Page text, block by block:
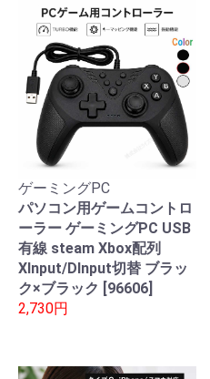
ゲーミングPC
パソコン用ゲームコントロ
ーラー ゲーミングPC USB
有線 steam Xbox配列
XInput/DInput切替 ブラッ
ク×ブラック [96606]
2,730円